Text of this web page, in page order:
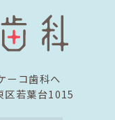
ーコ歯科へ
区若葉台1015